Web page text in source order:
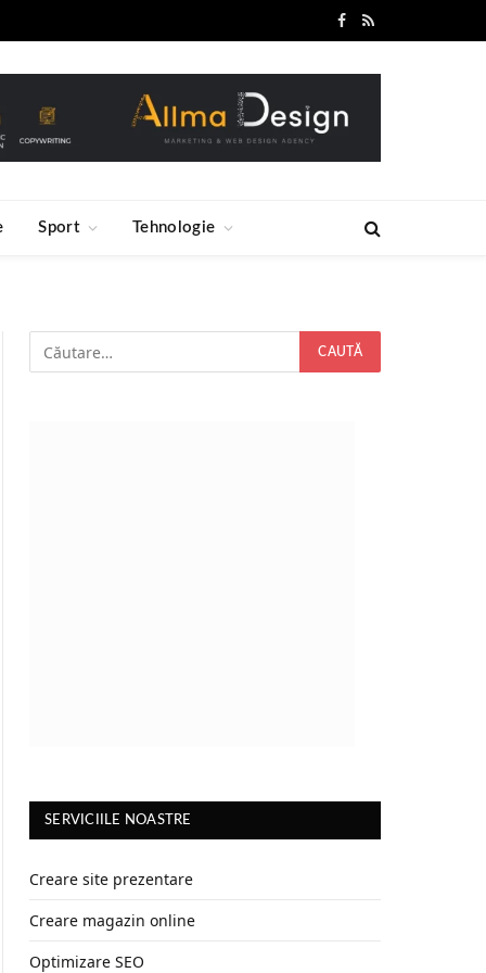
Facebook
RSS
Sport Tehnologie
SERVICIILE NOASTRE
Creare site prezentare
Creare magazin online
Optimizare SEO